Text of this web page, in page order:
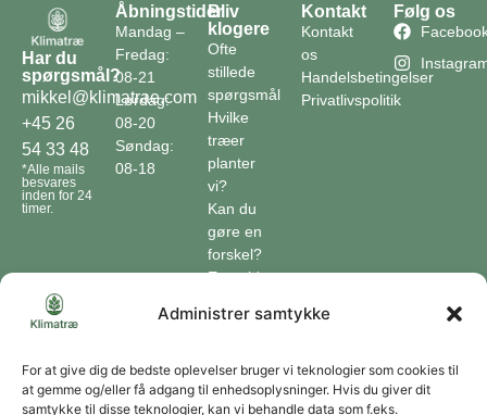
Administrer samtykke
For at give dig de bedste oplevelser bruger vi teknologier som cookies til
at gemme og/eller få adgang til enhedsoplysninger. Hvis du giver dit
samtykke til disse teknologier, kan vi behandle data som f.eks.
Har du
spørgsmål?
mikkel@klimatrae.com
+45 26
54 33 48
*Alle mails
besvares
inden for 24
timer.
Åbningstider
Mandag –
Fredag:
08-21
Lørdag:
08-20
Søndag:
08-18
Bliv
klogere
Ofte
stillede
spørgsmål
Hvilke
træer
planter
vi?
Kan du
gøre en
forskel?
En guide
Klimaordbogen
optager
træer
Kontakt
Kontakt
os
Handelsbetingelser
Privatlivspolitik
Følg os